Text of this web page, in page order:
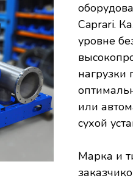
Caprari.
уровне
нагрузки
или
сухой
Марка и